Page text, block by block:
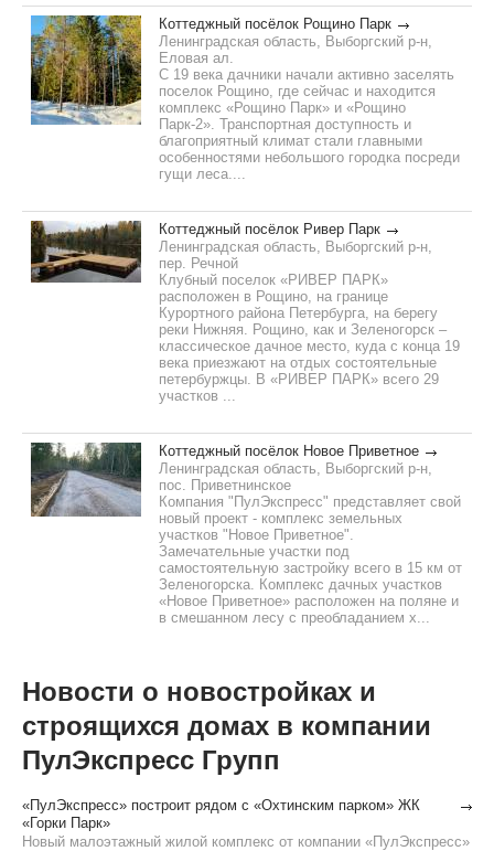
Коттеджный посёлок Рощино Парк
Ленинградская область, Выборгский р-н,
Еловая ал.
С 19 века дачники начали активно заселять
поселок Рощино, где сейчас и находится
комплекс «Рощино Парк» и «Рощино
Парк-2». Транспортная доступность и
благоприятный климат стали главными
особенностями небольшого городка посреди
гущи леса....
Коттеджный посёлок Ривер Парк
Ленинградская область, Выборгский р-н,
пер. Речной
Клубный поселок «РИВЕР ПАРК»
расположен в Рощино, на границе
Курортного района Петербурга, на берегу
реки Нижняя. Рощино, как и Зеленогорск –
классическое дачное место, куда с конца 19
века приезжают на отдых состоятельные
петербуржцы. В «РИВЕР ПАРК» всего 29
участков ...
Коттеджный посёлок Новое Приветное
Ленинградская область, Выборгский р-н,
пос. Приветнинское
Компания "ПулЭкспресс" представляет свой
новый проект - комплекс земельных
участков "Новое Приветное".
Замечательные участки под
самостоятельную застройку всего в 15 км от
Зеленогорска. Комплекс дачных участков
«Новое Приветное» расположен на поляне и
в смешанном лесу с преобладанием х...
Новости о новостройках и
строящихся домах в компании
ПулЭкспресс Групп
«ПулЭкспресс» построит рядом с «Охтинским парком» ЖК
«Горки Парк»
Новый малоэтажный жилой комплекс от компании «ПулЭкспресс»